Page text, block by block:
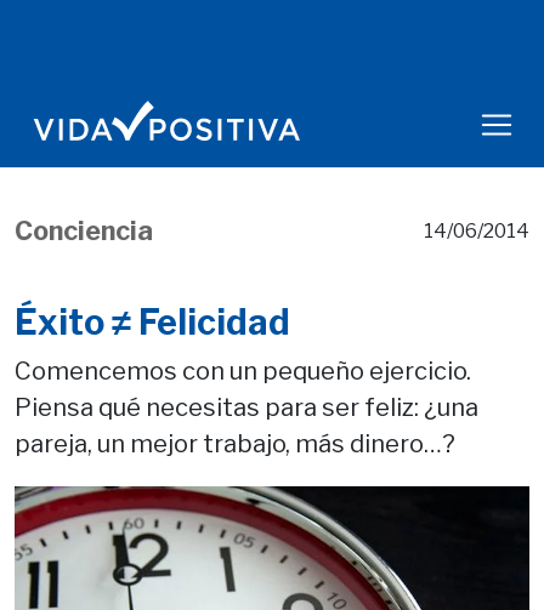
Conciencia 14/06/2014
Éxito ≠ Felicidad
Comencemos con un pequeño ejercicio.
Piensa qué necesitas para ser feliz: ¿una
pareja, un mejor trabajo, más dinero…?